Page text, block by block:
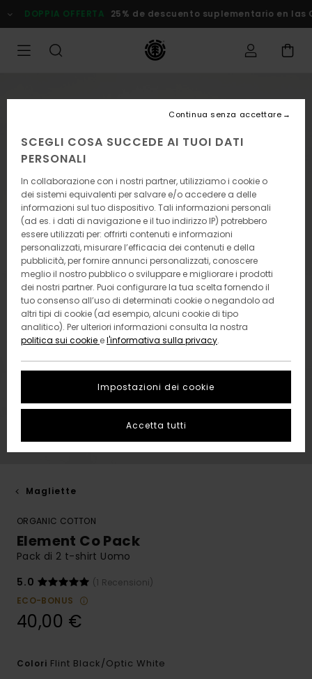
alle
informazioni
prodotto
DOPPIA OFFERTA 25% de descuento suplementario en las
Magliette
ORGANIC COTTON
Element Co Pack
Pack di 2 t-shirt Uomo
5.0
(1 Recensioni)
ECO-BONUS
40,00 €
Colori Flint Black/optic White
SCEGLI COSA SUCCEDE AI TUOI DATI
PERSONALI
In collaborazione con i nostri partner, utilizziamo i cookie o
dei sistemi equivalenti per salvare e/o accedere a delle
informazioni sul tuo dispositivo. Tali informazioni personali
(ad es. i dati di navigazione e il tuo indirizzo IP) potrebbero
essere utilizzati per: offrirti contenuti e informazioni
personalizzati, misurare l’efficacia dei contenuti e della
pubblicità, per fornire annunci personalizzati, conoscere
meglio il nostro pubblico o sviluppare e migliorare i prodotti
dei nostri partner. Puoi configurare la tua scelta fornendo il
tuo consenso all’uso di determinati cookie o negandolo ad
altri tipi di cookie (ad esempio, alcuni cookie di tipo
analitico). Per ulteriori informazioni consulta la nostra
politica sui cookie el'informativa sulla privacy.
Impostazioni dei cookie
Continua senza accettare
Accetta tutti